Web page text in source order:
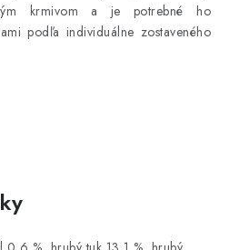
krmivom a je potrebné ho
podľa individuálne zostaveného